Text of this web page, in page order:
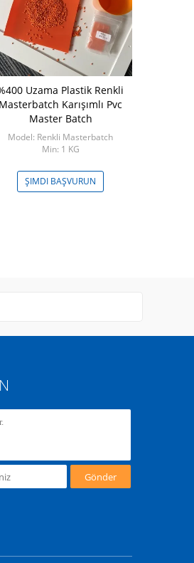
Uzama Plastik Renkli
Masterbatch Karışımlı Pvc
Master Batch
Model: Renkli Masterbatch
Min: 1 KG
ŞIMDI BAŞVURUN
Gönder